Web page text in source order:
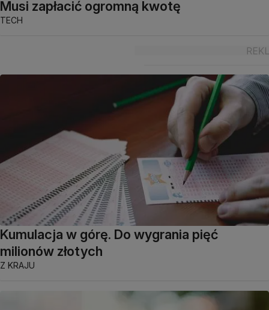
Musi zapłacić ogromną kwotę
TECH
Kumulacja w górę. Do wygrania pięć
milionów złotych
Z KRAJU